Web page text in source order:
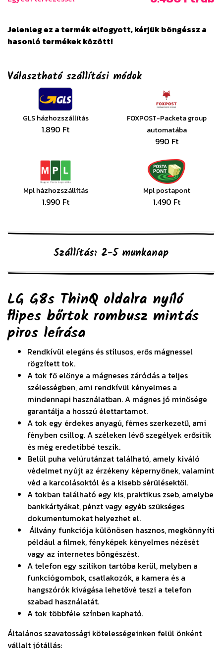
Jelenleg ez a termék elfogyott, kérjük böngéssz a
hasonló termékek között!
Választható szállítási módok
GLS házhozszállítás
1.890 Ft
FOXPOST-Packeta group
automatába
990 Ft
Mpl házhozszállítás
1.990 Ft
Mpl postapont
1.490 Ft
Szállítás: 2-5 munkanap
LG G8s ThinQ oldalra nyíló
flipes bőrtok rombusz mintás
piros leírása
Rendkívül elegáns és stílusos, erős mágnessel
rögzített tok.
A tok fő előnye a mágneses záródás a teljes
szélességben, ami rendkívül kényelmes a
mindennapi használatban. A mágnes jó minősége
garantálja a hosszú élettartamot.
A tok egy érdekes anyagú, fémes szerkezetű, ami
fényben csillog. A széleken lévő szegélyek erősítik
és még eredetibbé teszik.
Belül puha velúrutánzat található, amely kiváló
védelmet nyújt az érzékeny képernyőnek, valamint
véd a karcolásoktól és a kisebb sérülésektől.
A tokban található egy kis, praktikus zseb, amelybe
bankkártyákat, pénzt vagy egyéb szükséges
dokumentumokat helyezhet el.
Állvány funkciója különösen hasznos, megkönnyíti
például a filmek, fényképek kényelmes nézését
vagy az internetes böngészést.
A telefon egy szilikon tartóba kerül, melyben a
funkciógombok, csatlakozók, a kamera és a
hangszórók kivágása lehetővé teszi a telefon
szabad használatát.
A tok többféle színben kapható.
Általános szavatossági kötelességeinken felül önként
vállalt jótállás: